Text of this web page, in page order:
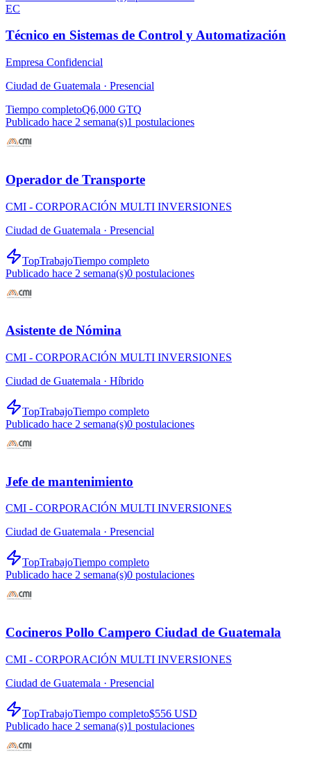
EC
Técnico en Sistemas de Control y Automatización
Empresa Confidencial
Ciudad de Guatemala · Presencial
Tiempo completoQ6,000 GTQ
Publicado hace 2 semana(s)1 postulaciones
Operador de Transporte
CMI - CORPORACIÓN MULTI INVERSIONES
Ciudad de Guatemala · Presencial
TopTrabajoTiempo completo
Publicado hace 2 semana(s)0 postulaciones
Asistente de Nómina
CMI - CORPORACIÓN MULTI INVERSIONES
Ciudad de Guatemala · Híbrido
TopTrabajoTiempo completo
Publicado hace 2 semana(s)0 postulaciones
Jefe de mantenimiento
CMI - CORPORACIÓN MULTI INVERSIONES
Ciudad de Guatemala · Presencial
TopTrabajoTiempo completo
Publicado hace 2 semana(s)0 postulaciones
Cocineros Pollo Campero Ciudad de Guatemala
CMI - CORPORACIÓN MULTI INVERSIONES
Ciudad de Guatemala · Presencial
TopTrabajoTiempo completo$556 USD
Publicado hace 2 semana(s)1 postulaciones